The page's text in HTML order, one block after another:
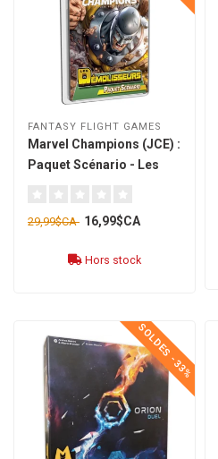
FANTASY FLIGHT GAMES
Marvel Champions (JCE) :
Paquet Scénario - Les
29,99$CA 16,99$CA
Hors stock
SOLDES -33%